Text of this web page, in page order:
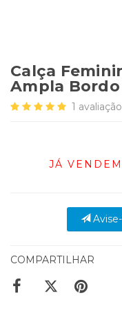
Calça
Ampla Bordo
1 avaliação
JÁ
COMPARTILHAR